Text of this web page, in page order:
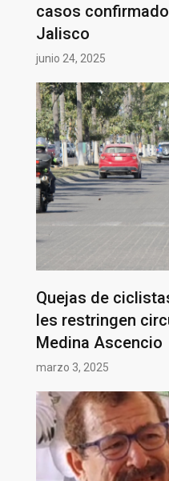
casos
Jalisco
junio 24, 2025
Quejas de
les restringen
Medina Ascencio
marzo 3, 2025